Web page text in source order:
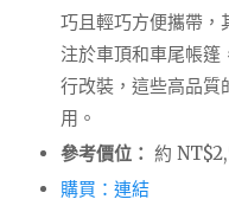
巧且輕巧方便攜帶
注於車頂和車尾帳篷
行改裝，這些高品質
用。
參考價位： 約
購買：連結